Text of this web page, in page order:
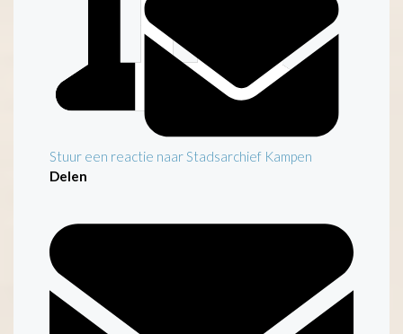
Stuur een reactie naar Stadsarchief Kampen
Delen